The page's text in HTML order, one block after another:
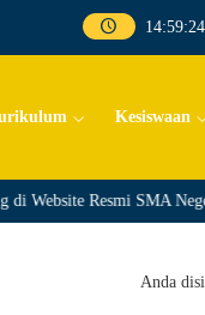
14:59:25
Kesiswaan
Website Resmi SMA Negeri
Anda